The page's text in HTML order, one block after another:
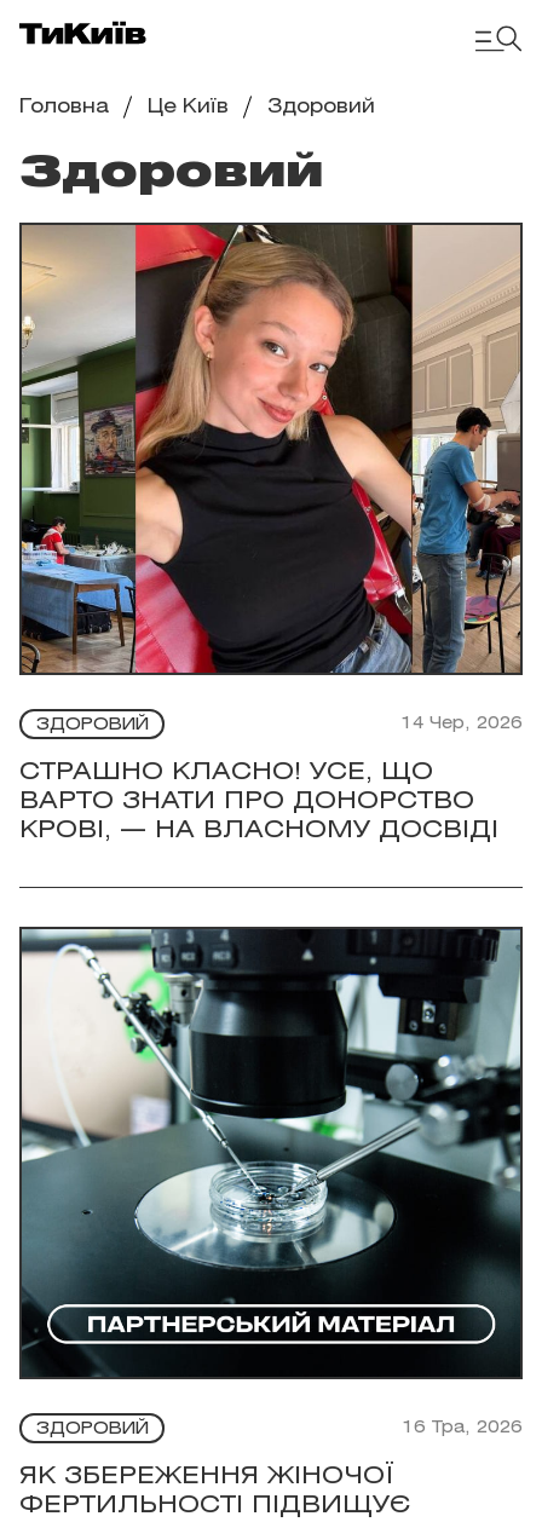
Головна Це Київ Здоровий
Здоровий
ЗДОРОВИЙ 14 Чер, 2026
СТРАШНО КЛАСНО! УСЕ, ЩО
ВАРТО ЗНАТИ ПРО ДОНОРСТВО
КРОВІ, — НА ВЛАСНОМУ ДОСВІДІ
ЗДОРОВИЙ 16 Тра, 2026
ЯК ЗБЕРЕЖЕННЯ ЖІНОЧОЇ
ФЕРТИЛЬНОСТІ ПІДВИЩУЄ